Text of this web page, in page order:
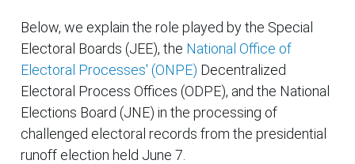
Below, we explain the role played by the Special
Electoral Boards (JEE), the National Office of
Electoral Processes' (ONPE) Decentralized
Electoral Process Offices (ODPE), and the National
Elections Board (JNE) in the processing of
challenged electoral records from the presidential
runoff election held June 7.